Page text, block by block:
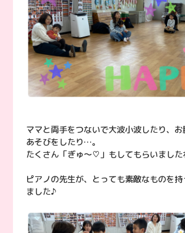
ママと両手をつないで大波小波したり、
あそびをしたり…。
たくさん「ぎゅ〜♡」もしてもらいまし
ピアノの先生が、とっても素敵なものを
ました♪